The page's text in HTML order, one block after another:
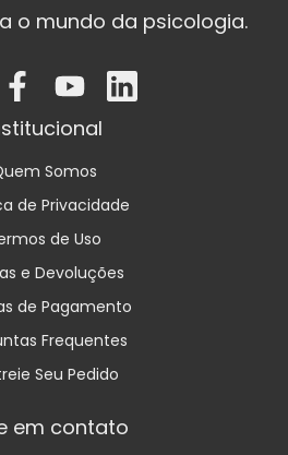
o mundo da psicologia.
Somos
de Privacidade
de Uso
e Devoluções
de Pagamento
Frequentes
Seu Pedido
em contato